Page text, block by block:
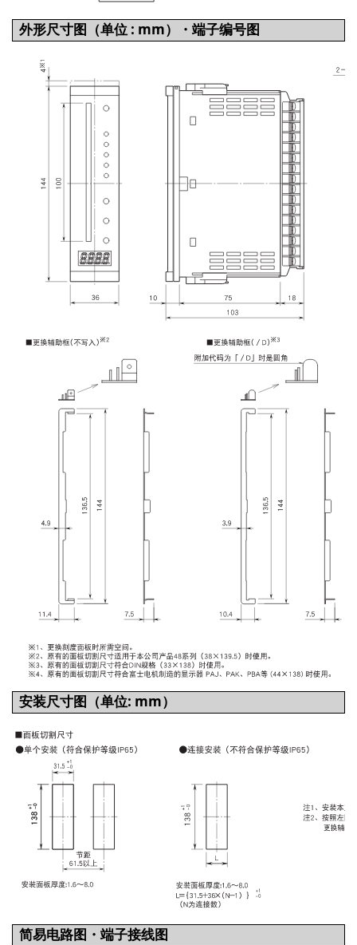
外形尺寸图（单位 : mm）・端子编号图
安装尺寸图（单位: mm）
简易电路图・端子接线图